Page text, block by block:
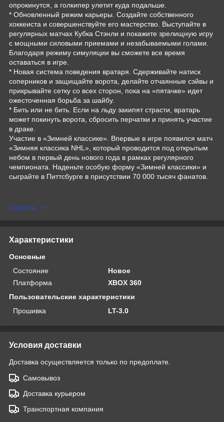
опрокинутся, а голкипер улетит куда подальше.
* Обновленный режим карьеры. Создайте собственного
хоккеиста и совершенствуйте его мастерство. Выступайте в
регулярных матчах Кубка Стэнли и покажите зрелищную игру
с мощными силовыми приемами и незабываемыми голами.
Благодаря режиму симуляции вы сможете все время
оставаться в игре.
* Новая система поведения вратаря. Сдерживайте натиск
соперников и защищайте ворота, делайте отчаянные сэйвы и
прикрывайте сетку со всех сторон, пока на «пятачке» идет
ожесточенная борьба за шайбу.
* Бить или не бить. Если на льду закипят страсти, вратарь
может покинуть ворота, сбросить перчатки и принять участие
в драке.
Участие в «Зимней классике». Впервые в игре появился матч
«Зимняя классика NHL», который проводится под открытым
небом в первый день нового года в рамках регулярного
чемпионата. Наденьте особую форму «Зимней классики» и
сыграйте в Питтсбурге в присутствии 70 000 тысяч фанатов.
Скрыть
Характеристики
Основные
Состояние
Новое
Платформа
XBOX 360
Пользовательские характеристики
Прошивка
LT-3.0
Условия доставки
Доставка осуществляется только по предоплате.
Самовывоз
Доставка курьером
Транспортная компания